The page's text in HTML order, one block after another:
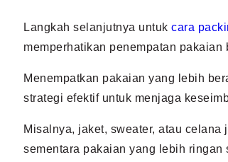
Langkah selanjutnya untuk cara
memperhatikan penempatan
Menempatkan pakaian yang lebih
strategi efektif untuk menjaga
Misalnya, jaket, sweater, atau
sementara pakaian yang lebih